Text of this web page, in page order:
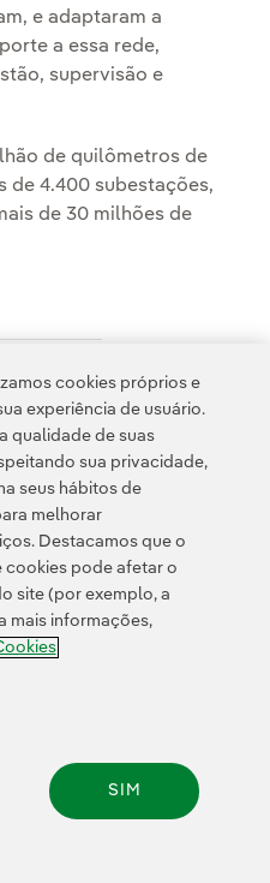
e adaptaram a
a essa rede,
supervisão e
de quilômetros de
de 4.400 subestações,
de 30 milhões de
Privacidade Informação legal
cookies Configuração de cookies
de denúncias
Todos os direitos reservados.
cookies próprios e
experiência de usuário.
qualidade de suas
sua privacidade,
seus hábitos de
melhorar
Destacamos que o
cookies pode afetar o
site (por exemplo, a
mais informações,
SIM